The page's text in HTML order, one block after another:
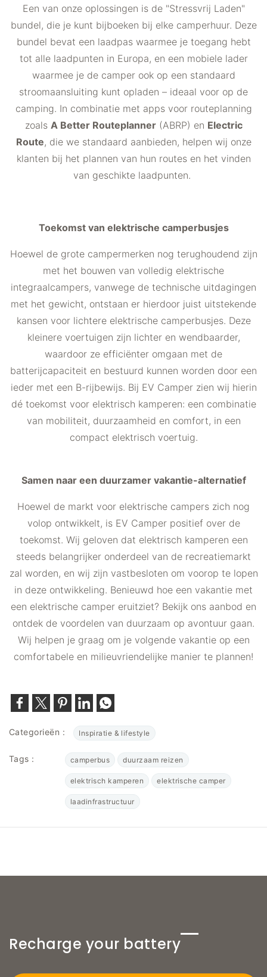
Een van onze oplossingen is de "Stressvrij Laden"
bundel, die je kunt bijboeken bij elke camperhuur. Deze
bundel bevat een laadpas waarmee je toegang hebt
tot alle laadpunten in Europa, en een mobiele lader
waarmee je de camper ook op een standaard
stroomaansluiting kunt opladen – ideaal voor op de
camping. In combinatie met apps voor routeplanning
zoals A Better Routeplanner(ABRP) en Electric
Route, die we standaard aanbieden, helpen wij onze
klanten bij het plannen van hun routes en het vinden
van geschikte laadpunten.
Toekomst van elektrische camperbusjes
Hoewel de grote campermerken nog terughoudend zijn
met het bouwen van volledig elektrische
integraalcampers, vanwege de technische uitdagingen
met het gewicht, ontstaan er hierdoor juist uitstekende
kansen voor lichtere elektrische camperbusjes. Deze
kleinere voertuigen zijn lichter en wendbaarder,
waardoor ze efficiënter omgaan met de
batterijcapaciteit en bestuurd kunnen worden door een
ieder met een B-rijbewijs. Bij EV Camper zien wij hierin
dé toekomst voor elektrisch kamperen: een combinatie
van mobiliteit, duurzaamheid en comfort, in een
compact elektrisch voertuig.
Samen naar een duurzamer vakantie-alternatief
Hoewel de markt voor elektrische campers zich nog
volop ontwikkelt, is EV Camper positief over de
toekomst. Wij geloven dat elektrisch kamperen een
steeds belangrijker onderdeel van de recreatiemarkt
zal worden, en wij zijn vastbesloten om voorop te lopen
in deze ontwikkeling. Benieuwd hoe een vakantie met
een elektrische camper eruitziet? Bekijk ons aanbod en
ontdek de voordelen van duurzaam op avontuur gaan.
Wij helpen je graag om je volgende vakantie op een
comfortabele en milieuvriendelijke manier te plannen!
Categorieën : Inspiratie & lifestyle
Tags : camperbus duurzaam reizen
elektrisch kamperen elektrische camper
laadinfrastructuur
Recharge your battery